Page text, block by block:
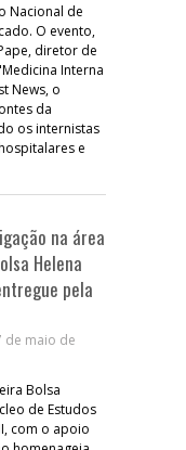
Nacional de
O evento,
diretor de
Interna
News, o
da
os internistas
e
na área
Helena
pela
de maio de
Bolsa
de Estudos
com o apoio